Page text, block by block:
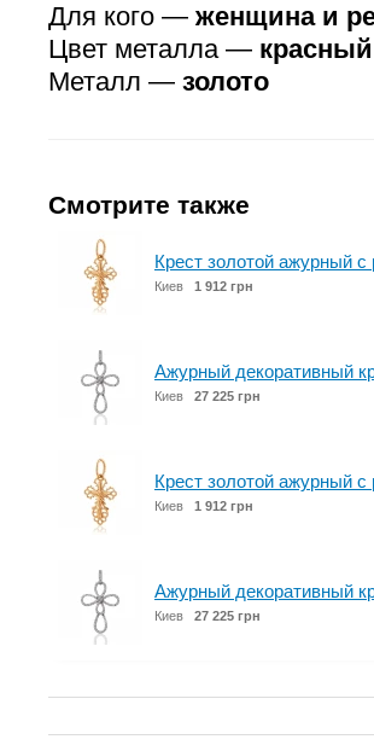
Для кого — женщина и
Цвет металла — красный
Металл — золото
Смотрите также
Крест золотой ажурный
Киев 1 912 грн
Ажурный декоративный
Киев 27 225 грн
Крест золотой ажурный
Киев 1 912 грн
Ажурный декоративный
Киев 27 225 грн